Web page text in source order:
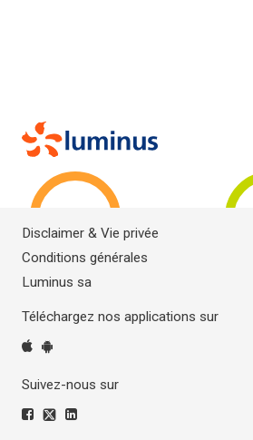
Disclaimer & Vie privée
Conditions générales
Luminus sa
Téléchargez nos applications sur
Suivez-nous sur